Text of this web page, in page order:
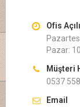
Ofis
Pazar:
Müşteri
0537
Email